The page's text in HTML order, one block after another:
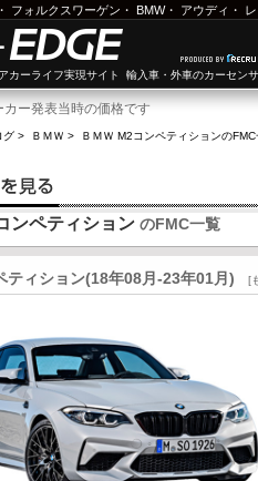
・ フォルクスワーゲン ・ BMW・ アウディ ・
カーライフ実現サイト 輸入車・外車のカーセン
ー発表当時の価格です
グ > ＢＭＷ > ＢＭＷ M2コンペティションのFMC
ンペティション のFMC一覧
ティション(18年08月-23年01月) [